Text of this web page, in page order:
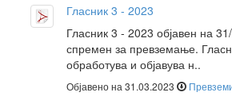
Гласник 3 - 2023
Гласник 3 - 2023 објавен на
спремен за превземање.
обработува и објавува н..
Објавено на 31.03.2023